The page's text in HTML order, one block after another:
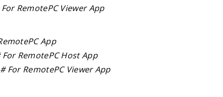
RemotePC Viewer App
App
RemotePC Host App
For RemotePC Viewer App